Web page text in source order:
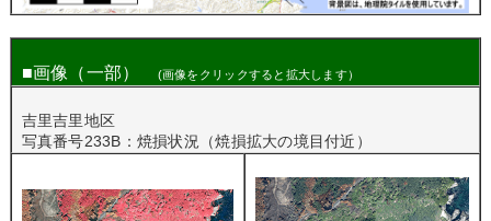
■画像（一部） (画像をクリックすると拡大します）
吉里吉里地区
写真番号233B：焼損状況（焼損拡大の境目付近）